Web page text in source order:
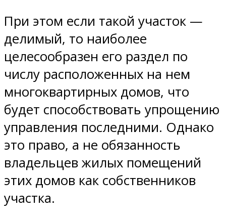
При этом если такой участок —
делимый, то наиболее
целесообразен его раздел по
числу расположенных на нем
многоквартирных домов, что
будет способствовать упрощению
управления последними. Однако
это право, а не обязанность
владельцев жилых помещений
этих домов как собственников
участка.